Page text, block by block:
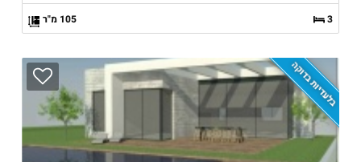
3 105 מ"ר
בלעדיות בדוקה